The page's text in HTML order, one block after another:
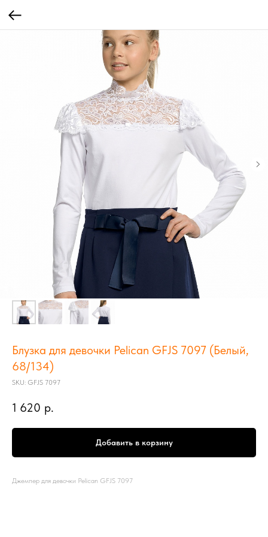
Блузка для девочки Pelican GFJS 7097 (Белый,
68/134)
SKU: GFJS 7097
1 620 р.
Добавить в корзину
Джемпер для девочки Pelican GFJS 7097